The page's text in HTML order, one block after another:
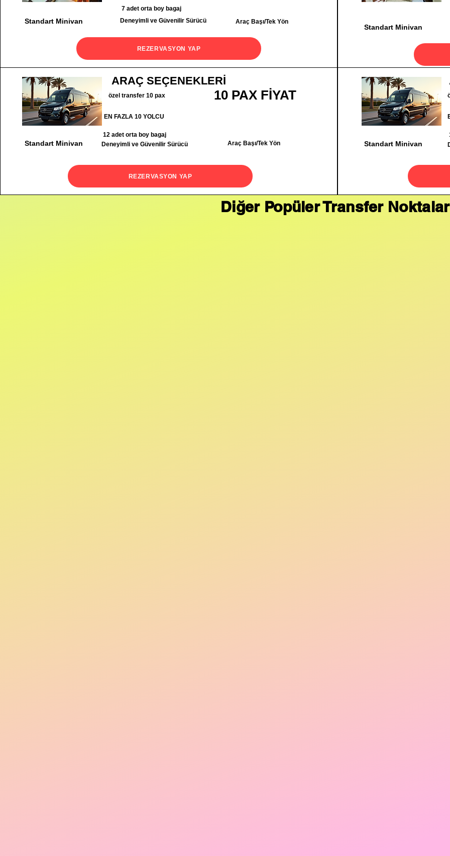
7 adet orta boy bagaj
Standart Minivan Deneyimli ve Güvenilir Sürücü Araç Başı/Tek Yön
REZERVASYON YAP
Standart Minivan
ARAÇ SEÇENEKLERİ
özel transfer 10 pax 10 PAX FİYAT
EN FAZLA 10 YOLCU
12 adet orta boy bagaj
Standart Minivan Deneyimli ve Güvenilir Sürücü Araç Başı/Tek Yön
REZERVASYON YAP
Standart Minivan
Diğer Popüler Transfer